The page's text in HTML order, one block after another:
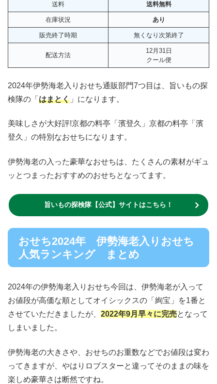
送料 送料無料
在庫状況 あり
販売終了時期 無くなり次第終了
配送方法
12月31日
クール便
2024年伊勢海老入りおせち通販部門7つ目は、旨いもの探
検隊の「 はまとく 」になります。
美味しさが大好評!京都の料亭「濱登久」京都の料亭「濱
登久」の特別なおせちになります。
伊勢海老の入った豪華なおせちは、たくさんの素材がギュ
ッとつまったおすすめのおせちとなってます。
旨いもの探検隊【公式】サイトはこちら！
おせち2024年 伊勢海老入りおせち
人気ランキング まとめ
2024年の伊勢海老入りおせち今回は、伊勢海老が入って
お値段が高価な順としてオイシックスの「絢宝」を1番と
させていただきましたが、 2022年9月早々に完売となって
しまいました。
伊勢海老の大きさや、おせちのお重数などでお値段は変わ
ってきますが、やはりロブスターと違ってそのままの味を
楽しめ豪華さは断然ですね。